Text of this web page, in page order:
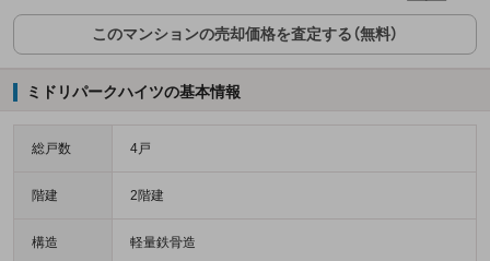
このマンションの売却価格を査定する（無料）
ミドリパークハイツの基本情報
総戸数 4戸
階建 2階建
構造 軽量鉄骨造